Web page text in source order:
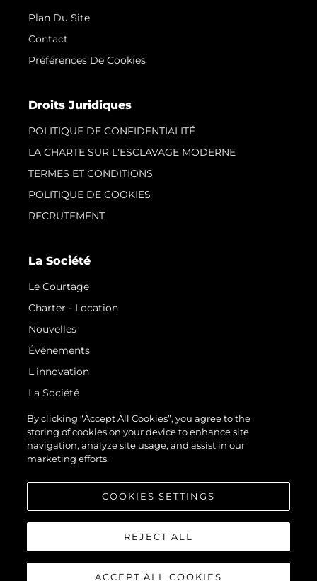
Plan Du Site
Contact
Préférences De Cookies
Droits Juridiques
POLITIQUE DE CONFIDENTIALITÉ
LA CHARTE SUR L'ESCLAVAGE MODERNE
TERMES ET CONDITIONS
POLITIQUE DE COOKIES
RECRUTEMENT
La Société
Le Courtage
Charter - Location
Nouvelles
Événements
L'innovation
La Société
Notre Équipe
Style De Vie
Notre Héritage
© 2026 Sunseeker London Group.Tous les droits sont réservés.
By clicking “Accept All Cookies”, you agree to the
storing of cookies on your device to enhance site
navigation, analyze site usage, and assist in our
marketing efforts.
COOKIES SETTINGS
REJECT ALL
ACCEPT ALL COOKIES